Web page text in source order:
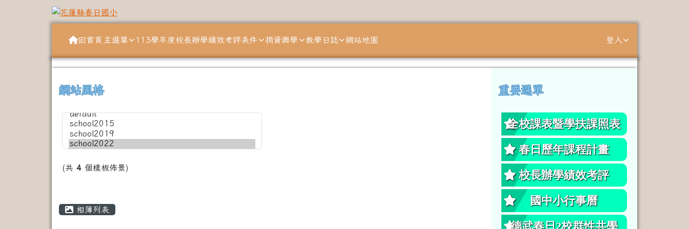
花蓮縣春日國小
回首頁 主選單 113學年度校長辦學績效考評表件 捐資興學 教學日誌 網站地圖 登入
網站風格
(共 4個樣板佈景)
主內容區域
相簿列表
左邊區域內容
重要選單
全校課表暨學扶課照表
春日歷年課程計畫
校長辦學績效考評
國中小行事曆
德武春日2校群性共學